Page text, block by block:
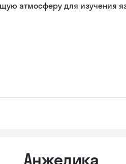
атмосферу для изучения
Анжелика